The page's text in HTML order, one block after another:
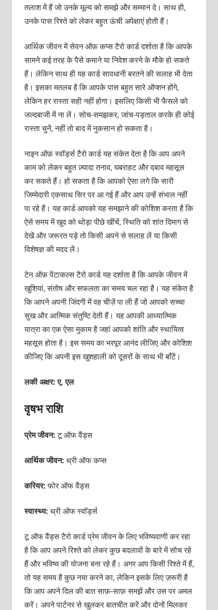
तलाश में हैं जो उनके मूल्य को समझे और सम्मान दे। साथ ही,
उनके पास रिश्ते को लेकर बहुत ऊंची अपेक्षाएं होती हैं।
आर्थिक जीवन में सेवन ऑफ़ कप्स टैरो कार्ड दर्शाता है कि आपके
सामने कई तरह के पैसे कमाने या निवेश करने के मौके हो सकते
हैं। लेकिन साथ ही यह कार्ड सावधानी बरतने की सलाह भी देता
है। इसका मतलब है कि आपके पास बहुत सारे ऑप्शन होंगे,
लेकिन हर रास्ता सही नहीं होगा। इसलिए किसी भी फैसले को
जल्दबाजी में ना लें। सोच-समझकर, जांच-पड़ताल करके ही कोई
रास्ता चुनें, नहीं तो बाद में नुकसान हो सकता है।
नाइन ऑफ़ स्वॉर्ड्स टैरो कार्ड यह संकेत देता है कि आप अपने
काम को लेकर बहुत ज़्यादा तनाव, घबराहट और दबाव महसूस
कर सकते हैं। हो सकता है कि आपको ऐसा लगे कि सारी
जिम्मेदारी एकसाथ सिर पर आ गई हैं और आप उन्हें संभाल नहीं
पा रहे हैं। यह कार्ड आपको यह समझाने की कोशिश करता है कि
ऐसे समय में खुद को थोड़ा पीछे खींचें, स्थिति को शांत दिमाग से
देखें और जरूरत पड़े तो किसी अपने से सलाह लें या किसी
विशेषज्ञ की मदद लें।
टेन ऑफ़ पेंटाकल्स टैरो कार्ड यह दर्शाता है कि आपके जीवन में
खुशियां, संतोष और सफलता का समय चल रहा है। यह संकेत है
कि आपने अपनी जिंदगी में वह चीज़ें पा ली हैं जो आपको सच्चा
सुख और आत्मिक संतुष्टि देती हैं। यह आपकी आध्यात्मिक
यात्रा का एक ऐसा मुकाम है जहां आपको शांति और स्थायित्व
महसूस होता है। इस समय का भरपूर आनंद लीजिए और कोशिश
कीजिए कि अपनी इस खुशहाली को दूसरों के साथ भी बाँटें।
लकी अक्षर: ए, एल
वृषभ राशि
प्रेम जीवन:टू ऑफ वैंड्स
आर्थिक जीवन: थ्री ऑफ कप्स
करियर:फोर ऑफवैंड्स
स्वास्थ्य: थ्री ऑफ स्वॉर्ड्स
टू ऑफ वैंड्स टैरो कार्ड प्रेम जीवन के लिए भविष्यवाणी कर रहा
है कि आप अपने रिश्ते को लेकर कुछ बदलावों के बारे में सोच रहे
हैं और भविष्य की योजना बना रहे हैं। अगर आप किसी रिश्ते में हैं,
तो यह समय है कुछ नया करने का, लेकिन इसके लिए ज़रूरी है
कि आप अपने दिल की बात साफ़-साफ़ समझें और उस पर अमल
करें। अपने पार्टनर से खुलकर बातचीत करें और दोनों मिलकर